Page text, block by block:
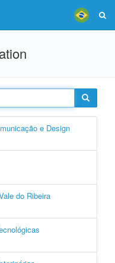
e Design
do Ribeira